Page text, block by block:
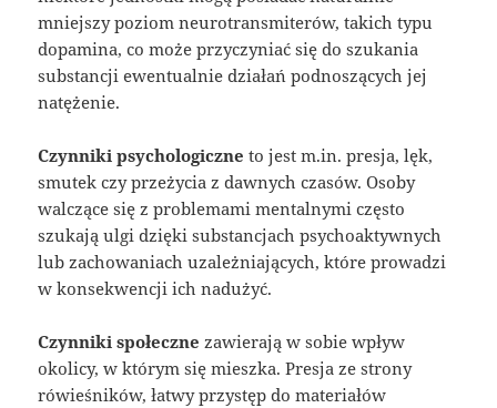
mniejszy poziom neurotransmiterów, takich typu
dopamina, co może przyczyniać się do szukania
substancji ewentualnie działań podnoszących jej
natężenie.
Czynniki psychologiczne to jest m.in. presja, lęk,
smutek czy przeżycia z dawnych czasów. Osoby
walczące się z problemami mentalnymi często
szukają ulgi dzięki substancjach psychoaktywnych
lub zachowaniach uzależniających, które prowadzi
w konsekwencji ich nadużyć.
Czynniki społeczne zawierają w sobie wpływ
okolicy, w którym się mieszka. Presja ze strony
rówieśników, łatwy przystęp do materiałów